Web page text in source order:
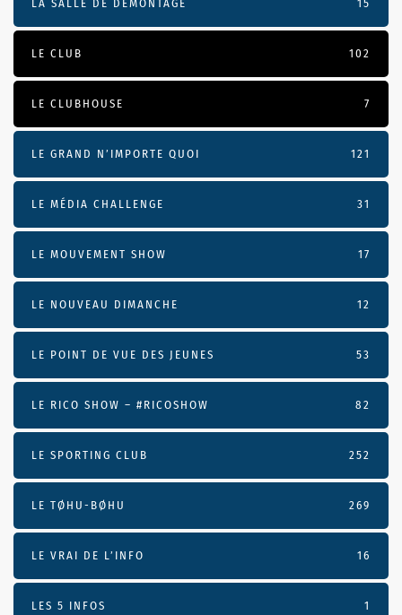
LA SALLE DE DÉMONTAGE 15
LE CLUB 102
LE CLUBHOUSE 7
LE GRAND N’IMPORTE QUOI 121
LE MÉDIA CHALLENGE 31
LE MOUVEMENT SHOW 17
LE NOUVEAU DIMANCHE 12
LE POINT DE VUE DES JEUNES 53
LE RICO SHOW – #RICOSHOW 82
LE SPORTING CLUB 252
LE TØHU-BØHU 269
LE VRAI DE L’INFO 16
LES 5 INFOS 1